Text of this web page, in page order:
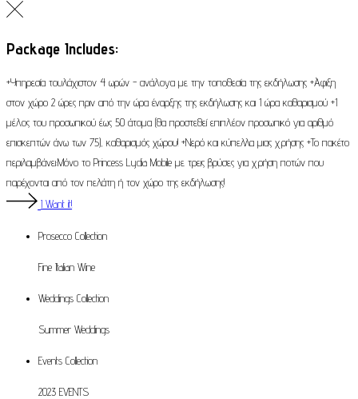
Package Includes:
+Υπηρεσία τουλάχιστον 4 ωρών - ανάλογα με την τοποθεσία της εκδήλωσης +Άφιξη
στον χώρο 2 ώρες πριν από την ώρα έναρξης της εκδήλωσης και 1 ώρα καθαρισμού +1
μέλος του προσωπικού έως 50 άτομα (θα προστεθεί επιπλέον προσωπικό για αριθμό
επισκεπτών άνω των 75), καθαρισμός χώρου! +Νερό και κύπελλα μιας χρήσης +Το πακέτο
περιλαμβάνει:Μόνο το Princess Lydia Mobile με τρεις βρύσες για χρήση ποτών που
παρέχονται από τον πελάτη ή τον χώρο της εκδήλωσης!
I Want it!
Prosecco Collection
Fine Italian Wine
Weddings Collection
Summer Weddings
Events Collection
2023 EVENTS